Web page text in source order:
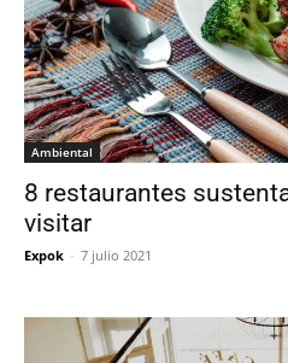
Ambiental
8 restaurantes
visitar
Expok - 7 julio 2021